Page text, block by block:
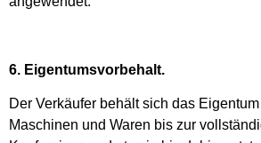
6. Eigentumsvorbehalt.
Der Verkäufer behält sich das
Maschinen und Waren bis zur